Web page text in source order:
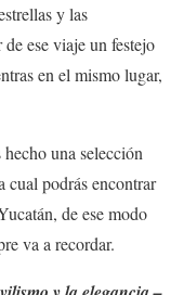
y las
ese viaje un festejo
en el mismo lugar,
una selección
cual podrás encontrar
de ese modo
va a recordar.